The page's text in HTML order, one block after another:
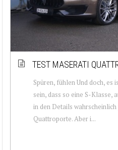
TEST MASERATI
Spüren, fühlen Und doch, es
sein, dass so eine S-Klasse,
in den Details
Quattroporte. Aber i...